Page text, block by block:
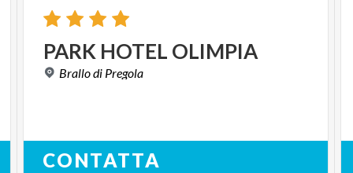
PARK HOTEL OLIMPIA
Brallodi Pregola
CONTATTA